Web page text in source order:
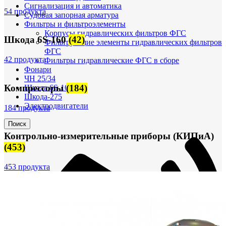
Сигнализация и автоматика
Судовая запорная арматура
Фильтры и фильтроэлементы
Корпусы гидравлических фильтров ФГС
Фильтрующие элементы гидравлических фильтров
ФГС
Фильтры гидравлические ФГС в сборе
Фонари
ЧН 25/34
Шкода 6S-160
Шкода-275
Электродвигатели
Поиск
54 продукта
Шкода 6S-160(42)
42 продукта
Компрессоры(184)
184 продукта
Контрольно-измерительные приборы (КИПиА)
(453)
453 продукта